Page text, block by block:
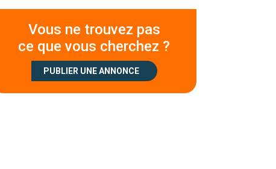
Vous ne trouvez pas
ce que vous cherchez ?
PUBLIER UNE ANNONCE